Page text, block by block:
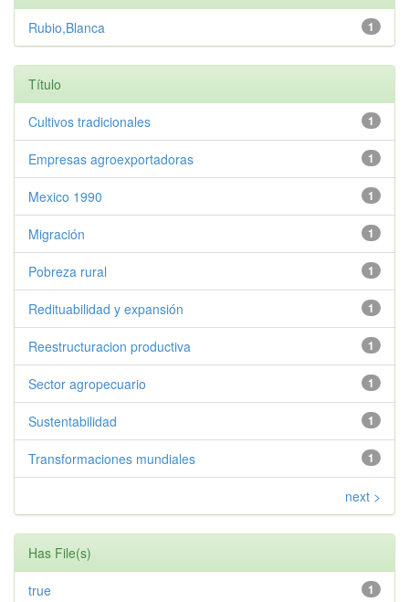
1
Rubio,Blanca
Título
1
Cultivos tradicionales
1
Empresas agroexportadoras
1
Mexico 1990
1
Migración
1
Pobreza rural
1
Redituabilidad y expansión
1
Reestructuracion productiva
1
Sector agropecuario
1
Sustentabilidad
1
Transformaciones mundiales
next >
Has File(s)
1
true